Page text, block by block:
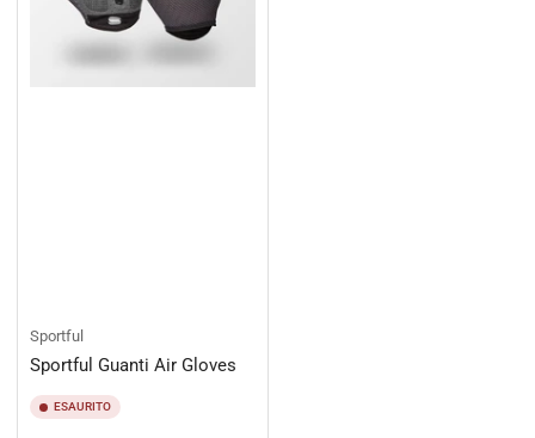
Sportful
Sportful Guanti Air Gloves
ESAURITO